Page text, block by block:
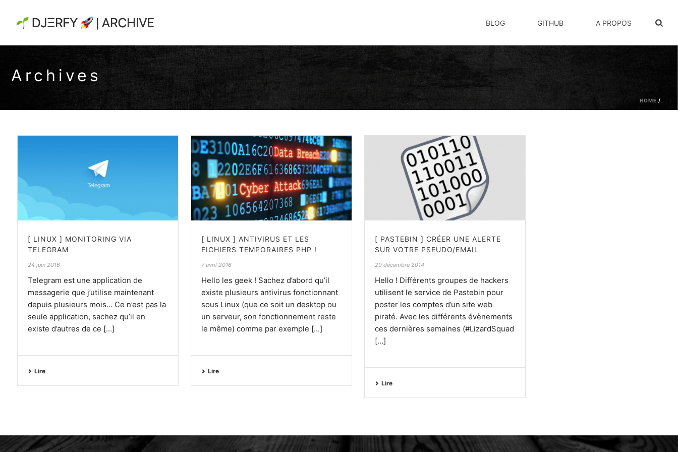
BLOG GITHUB A PROPOS
Archives
HOME /
[ LINUX ] MONITORING VIA
TELEGRAM
24 juin 2016
Telegram est une application de
messagerie que j’utilise maintenant
depuis plusieurs mois… Ce n’est pas la
seule application, sachez qu’il en
existe d’autres de ce [...]
Lire
[ LINUX ] ANTIVIRUS ET LES
FICHIERS TEMPORAIRES PHP !
7 avril 2016
Hello les geek ! Sachez d’abord qu’il
existe plusieurs antivirus fonctionnant
sous Linux (que ce soit un desktop ou
un serveur, son fonctionnement reste
le même) comme par exemple [...]
Lire
[ PASTEBIN ] CRÉER UNE ALERTE
SUR VOTRE PSEUDO/EMAIL
29 décembre 2014
Hello ! Différents groupes de hackers
utilisent le service de Pastebin pour
poster les comptes d’un site web
piraté. Avec les différents évènements
ces dernières semaines (#LizardSquad
[...]
Lire